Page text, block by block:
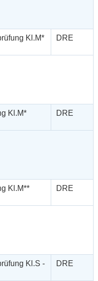
Kl.M*
DRE
Kl.M*
DRE
Kl.M**
DRE
Kl.S -
DRE